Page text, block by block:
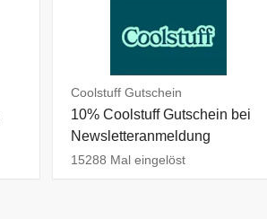
Coolstuff Gutschein
10% Coolstuff Gutschein bei
Newsletteranmeldung
15288 Mal eingelöst